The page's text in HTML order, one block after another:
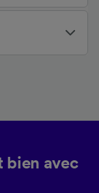
bien avec